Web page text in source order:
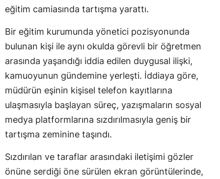
eğitim camiasında tartışma yarattı.
Bir eğitim kurumunda yönetici pozisyonunda
bulunan kişi ile aynı okulda görevli bir öğretmen
arasında yaşandığı iddia edilen duygusal ilişki,
kamuoyunun gündemine yerleşti. İddiaya göre,
müdürün eşinin kişisel telefon kayıtlarına
ulaşmasıyla başlayan süreç, yazışmaların sosyal
medya platformlarına sızdırılmasıyla geniş bir
tartışma zeminine taşındı.
Sızdırılan ve taraflar arasındaki iletişimi gözler
önüne serdiği öne sürülen ekran görüntülerinde,